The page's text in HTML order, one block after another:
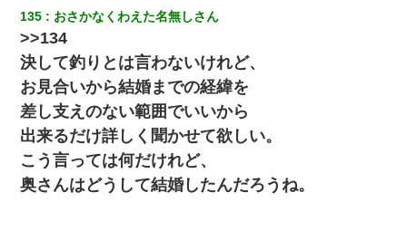
ミスした新人(
って言ったら・・・
[緊急]ベロベロの女に声をかけて行為してきた結果
嫁が涙声で『会いたいね』とか言っているのが聞こえた。俺「こ
んな時間に誰と電話してんの？」嫁「ごめんなさい…！（大号
泣」俺（キターー）→
135 おさかなくわえた名無しさん
>>134
決して釣りとは言わないけれど、
お見合いから結婚までの経緯を
差し支えのない範囲でいいから
出来るだけ詳しく聞かせて欲しい。
こう言っては何だけれど、
奥さんはどうして結婚したんだろうね。